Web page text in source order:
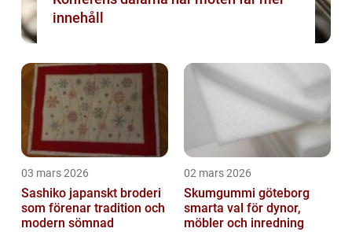
innehåll
03 mars 2026
Sashiko japanskt broderi
som förenar tradition och
modern sömnad
02 mars 2026
Skumgummi göteborg
smarta val för dynor,
möbler och inredning